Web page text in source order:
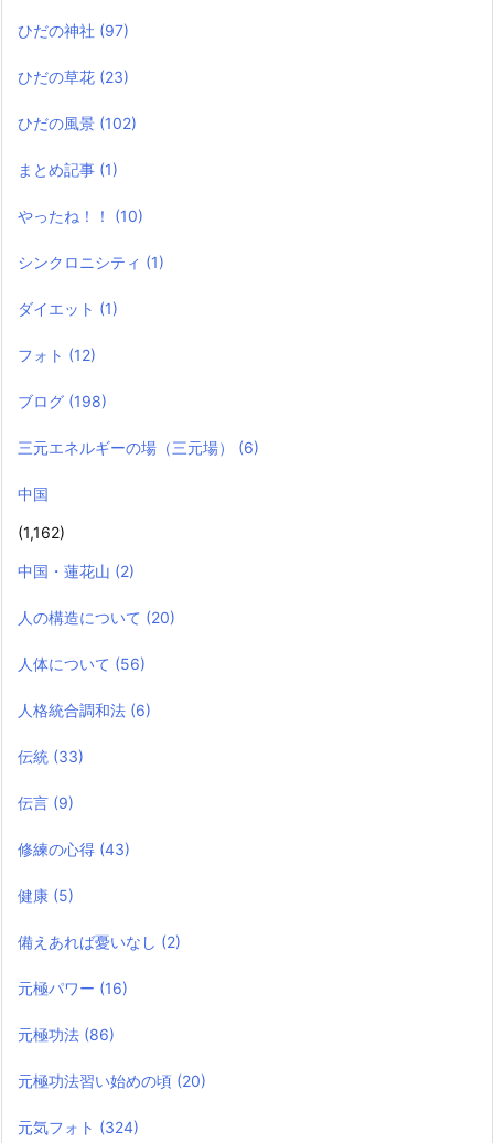
ひだの神社 (97)
ひだの草花 (23)
ひだの風景 (102)
まとめ記事 (1)
やったね！！ (10)
シンクロニシティ (1)
ダイエット (1)
フォト (12)
ブログ (198)
三元エネルギーの場（三元場） (6)
中国
(1,162)
中国・蓮花山 (2)
人の構造について (20)
人体について (56)
人格統合調和法 (6)
伝統 (33)
伝言 (9)
修練の心得 (43)
健康 (5)
備えあれば憂いなし (2)
元極パワー (16)
元極功法 (86)
元極功法習い始めの頃 (20)
元気フォト (324)